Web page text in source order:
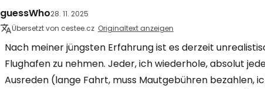
guessWho28. 11. 2025
Übersetzt von cestee.cz Originaltext anzeigen
Nach meiner jüngsten Erfahrung ist es derzeit
Flughafen zu nehmen. Jeder, ich wiederhole, absolut
Ausreden (lange Fahrt, muss Mautgebühren bezahlen,